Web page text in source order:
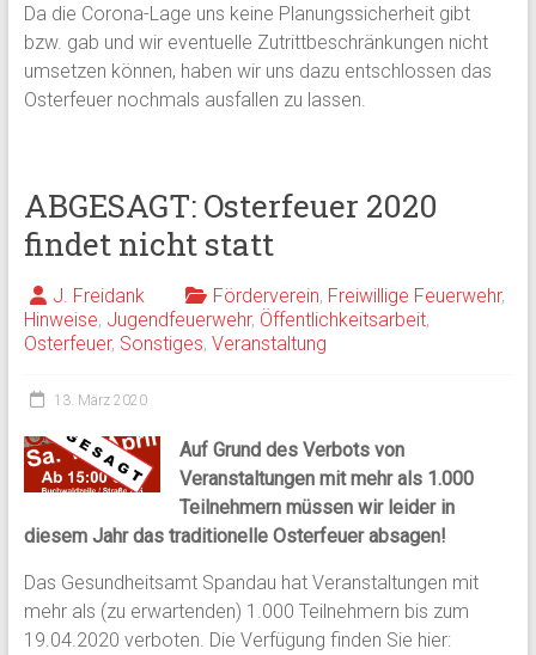
Da die Corona-Lage uns keine Planungssicherheit gibt
bzw. gab und wir eventuelle Zutrittbeschränkungen nicht
umsetzen können, haben wir uns dazu entschlossen das
Osterfeuer nochmals ausfallen zu lassen.
ABGESAGT: Osterfeuer 2020
findet nicht statt
J. Freidank Förderverein, Freiwillige Feuerwehr,
Hinweise, Jugendfeuerwehr, Öffentlichkeitsarbeit,
Osterfeuer, Sonstiges, Veranstaltung
13. März 2020
Auf Grund des Verbots von
Veranstaltungen mit mehr als 1.000
Teilnehmern müssen wir leider in
diesem Jahr das traditionelle Osterfeuer absagen!
Das Gesundheitsamt Spandau hat Veranstaltungen mit
mehr als (zu erwartenden) 1.000 Teilnehmern bis zum
19.04.2020 verboten. Die Verfügung finden Sie hier: